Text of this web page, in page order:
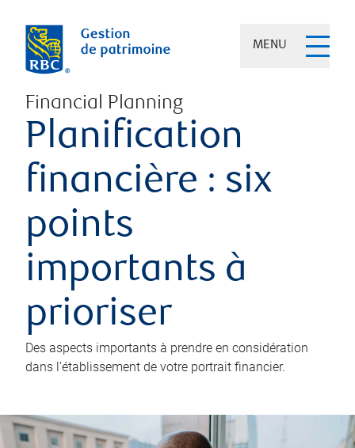
MENU
Financial Planning
Planification
financière : six
points
importants à
prioriser
Des aspects importants à prendre en considération
dans l’établissement de votre portrait financier.